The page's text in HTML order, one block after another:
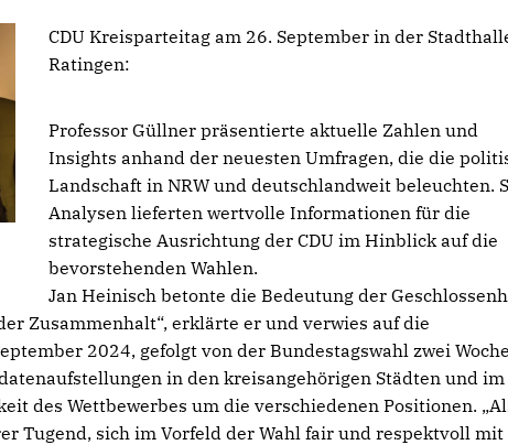
CDU Kreisparteitag am 26. September in der
Ratingen:
Professor Güllner präsentierte aktuelle Zahlen und
Insights anhand der neuesten Umfragen, die die
Landschaft in NRW und deutschlandweit beleuchten.
Analysen lieferten wertvolle Informationen für die
strategische Ausrichtung der CDU im Hinblick auf die
bevorstehenden Wahlen.
Jan Heinisch betonte die Bedeutung der
Zusammenhalt“, erklärte er und verwies auf die
2024, gefolgt von der Bundestagswahl zwei
in den kreisangehörigen Städten und im
des Wettbewerbes um die verschiedenen Positionen.
Tugend, sich im Vorfeld der Wahl fair und respektvoll mit